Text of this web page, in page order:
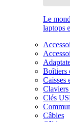
Le
laptops
Boîtiers
Caisses
Clés
Câbles